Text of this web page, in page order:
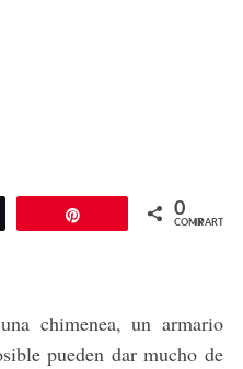
0
COMPARTIR
chimenea, un armario
pueden dar mucho de